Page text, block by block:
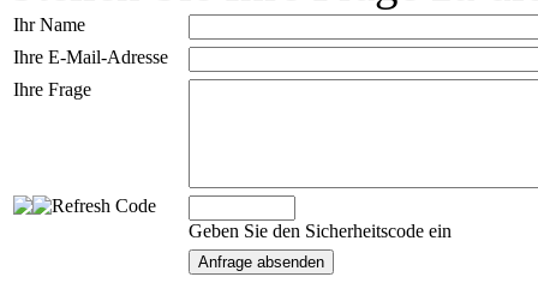
Ihr Name
Ihre E-Mail-Adresse
Ihre Frage
Geben Sie den Sicherheitscode ein